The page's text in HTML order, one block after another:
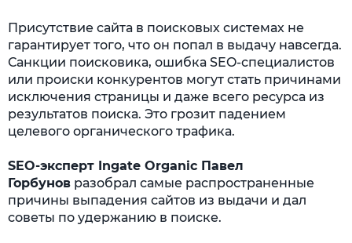
Присутствие сайта в поисковых системах не
гарантирует того, что он попал в выдачу навсегда.
Санкции поисковика, ошибка SEO-специалистов
или происки конкурентов могут стать причинами
исключения страницы и даже всего ресурса из
результатов поиска. Это грозит падением
целевого органического трафика.
SEO-эксперт Ingate Organic Павел
Горбунов разобрал самые распространенные
причины выпадения сайтов из выдачи и дал
советы по удержанию в поиске.